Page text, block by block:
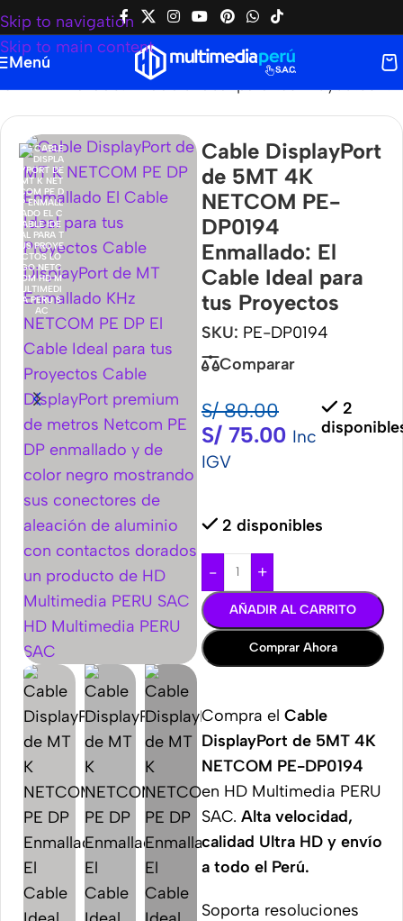
Skip to navigation
Skip to main content
Menú
Enmallado: El Cable Ideal para tus Proyectos
Cable DisplayPort
de 5MT 4K
NETCOM PE-
DP0194
Enmallado: El
Cable Ideal para
tus Proyectos
SKU: PE-DP0194
Comparar
S/80.00
S/ 75.00 Inc
IGV
2
2 disponibles
- +
AÑADIR AL CARRITO
Comprar Ahora
Compra el Cable
DisplayPort de 5MT 4K
NETCOM PE-DP0194
en HD Multimedia PERU
SAC. Alta velocidad,
calidad Ultra HD y envío
a todo el Perú.
Soporta resoluciones